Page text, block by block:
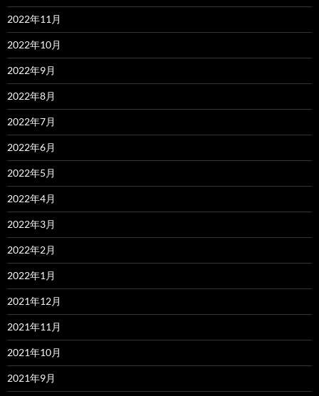
2022年11月
2022年10月
2022年9月
2022年8月
2022年7月
2022年6月
2022年5月
2022年4月
2022年3月
2022年2月
2022年1月
2021年12月
2021年11月
2021年10月
2021年9月